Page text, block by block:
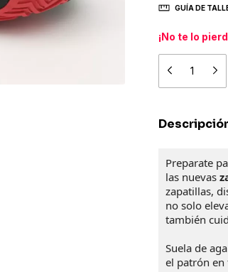
GUÍA DE
¡No te lo
Preparate
las nuevas
zapatillas,
no solo
también
Suela de
el patrón en